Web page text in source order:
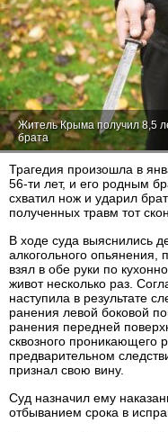
Житель Крыма получил 8,5
брата
Трагедия произошла в
56-ти лет, и его родным
схватил нож и ударил
полученных травм тот
В ходе суда выяснились
алкогольного опьянения,
взял в обе руки по
живот несколько раз.
наступила в результате
ранения левой боковой
ранения передней
сквозного проникающего
предварительном
признал свою вину.
Суд назначил ему
отбыванием срока в